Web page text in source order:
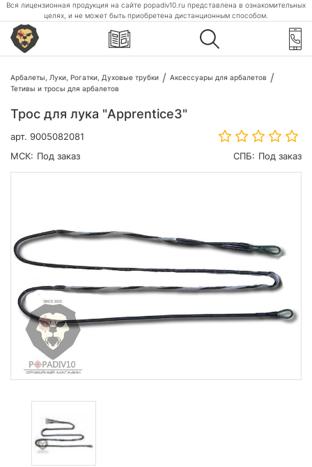
Вся лицензионная продукция на сайте popadiv10.ru представлена в ознакомительных
целях, и не может быть приобретена дистанционным способом.
Арбалеты, Луки, Рогатки, Духовые трубки
Аксессуары для арбалетов
Тетивы и тросы для арбалетов
Трос для лука "Apprentice3"
арт. 9005082081
МСК: Под заказ СПБ: Под заказ